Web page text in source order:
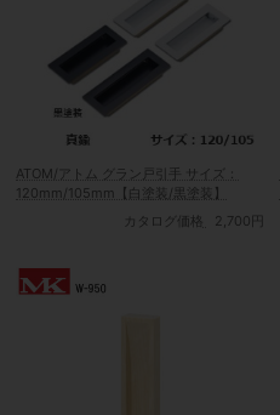
ATOM/アトム グラン戸引手 サイズ：
120mm/105mm【白塗装/黒塗装】
カタログ価格
2,700円